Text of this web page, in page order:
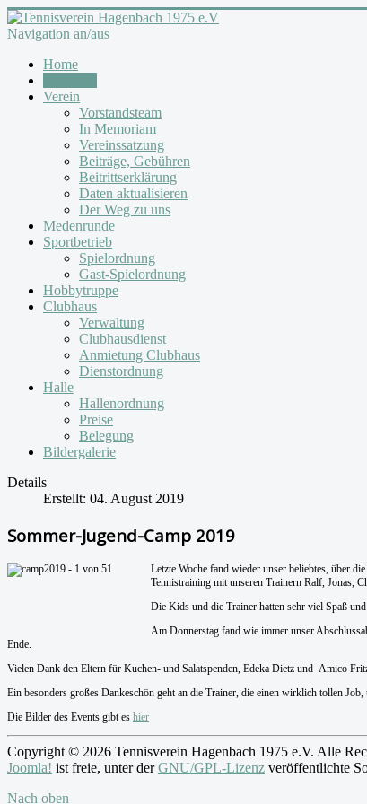
Navigation an/aus
Home
Verein
Vorstandsteam
In Memoriam
Vereinssatzung
Beiträge, Gebühren
Beitrittserklärung
Daten aktualisieren
Der Weg zu uns
Medenrunde
Sportbetrieb
Spielordnung
Gast-Spielordnung
Hobbytruppe
Clubhaus
Verwaltung
Clubhausdienst
Anmietung Clubhaus
Dienstordnung
Halle
Hallenordnung
Preise
Belegung
Bildergalerie
Details
Erstellt: 04. August 2019
Sommer-Jugend-Camp 2019
Letzte Woche fand wieder unser beliebtes, über
Tennistraining mit unseren Trainern Ralf, Jonas,
Die Kids und die Trainer hatten sehr viel Spaß
Am Donnerstag fand wie immer unser
Ende.
Vielen Dank den Eltern für Kuchen- und Salatspenden, Edeka Dietz und Amico
Ein besonders großes Dankeschön geht an die Trainer, die einen wirklich tollen Job,
Die Bilder des Events gibt es hier
Copyright © 2026 Tennisverein Hagenbach 1975 e.V. Alle
Joomla! ist freie, unter derGNU/GPL-Lizenz veröffentlichte
Nach oben